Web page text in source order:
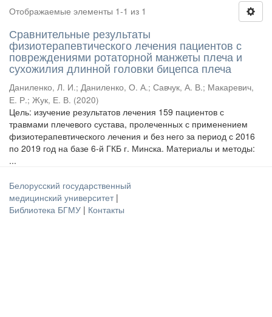
Отображаемые элементы 1-1 из 1
Сравнительные результаты
физиотерапевтического лечения пациентов с
повреждениями ротаторной манжеты плеча и
сухожилия длинной головки бицепса плеча
Даниленко, Л. И.; Даниленко, О. А.; Савчук, А. В.; Макаревич,
Е. Р.; Жук, Е. В. (2020)
Цель: изучение результатов лечения 159 пациентов с
травмами плечевого сустава, пролеченных с применением
физиотерапевтического лечения и без него за период с 2016
по 2019 год на базе 6-й ГКБ г. Минска. Материалы и методы:
...
Белорусский государственный
медицинский университет |
Библиотека БГМУ | Контакты